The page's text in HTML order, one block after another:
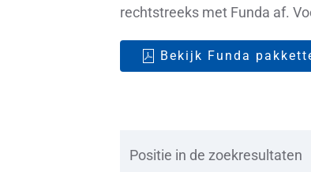
rechtstreeks met Funda af.
Bekijk Funda
Positie in de zoekresultaten